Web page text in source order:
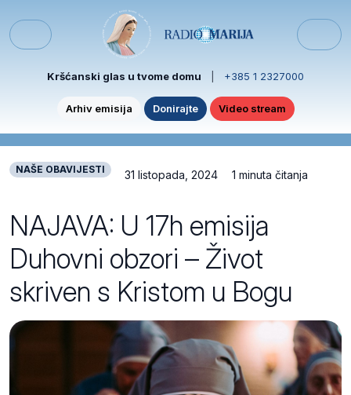
Menu
Kršćanski glas u tvome domu +385 1 2327000
Arhiv emisija Donirajte Video stream
NAŠE OBAVIJESTI 31 listopada, 2024 1 minuta čitanja
NAJAVA: U 17h emisija
Duhovni obzori – Život
skriven s Kristom u Bogu